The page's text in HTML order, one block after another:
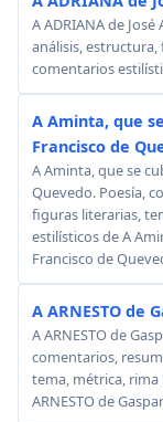
A ADRIANA de
análisis, estructura,
comentarios
A Aminta, que
Francisco de
A Aminta, que se
Quevedo. Poesía,
figuras literarias,
estilísticos de A
Francisco de
A ARNESTO de
A ARNESTO de
comentarios,
tema, métrica,
ARNESTO de